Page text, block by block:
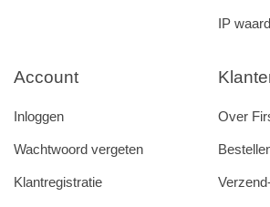
Over
Account
Inloggen
Wachtwoord vergeten
Klantregistratie
IP